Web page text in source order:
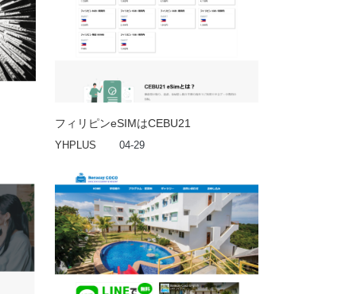
フィリピンeSIMはCEBU21
YHPLUS 04-29